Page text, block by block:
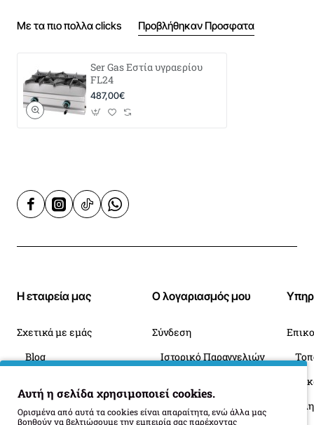
Με τα πιο πολλα clicks Προβλήθηκαν Προσφατα
Ser Gas Εστία υγραερίου
FL24
487,00€
Η εταιρεία μας
Σχετικά με εμάς
Blog
Όροι Επιστροφής
Ο λογαριασμός μου
Σύνδεση
Ιστορικό Παραγγελιών
Αυτή η σελίδα χρησιμοποιεί cookies.
Ορισμένα από αυτά τα cookies είναι απαραίτητα, ενώ άλλα μας
βοηθούν να βελτιώσουμε την εμπειρία σας παρέχοντας